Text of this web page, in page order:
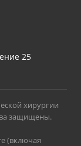
25
хирургии
защищены.
(включая